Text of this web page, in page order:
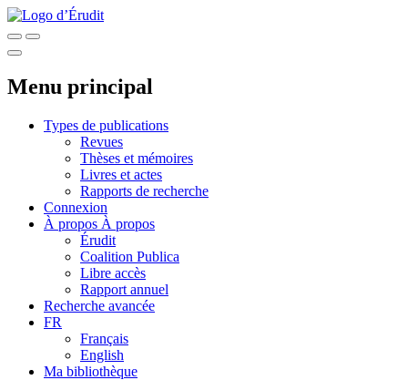
Menu principal
Types de publications
Revues
Thèses et mémoires
Livres et actes
Rapports de recherche
Connexion
À propos À propos
Érudit
Coalition Publica
Libre accès
Rapport annuel
Recherche avancée
FR
Français
English
Ma bibliothèque